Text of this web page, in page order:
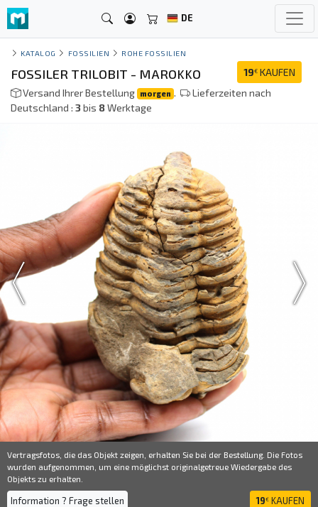
DE
KATALOG FOSSILIEN ROHE FOSSILIEN
19€ KAUFEN
FOSSILER TRILOBIT - MAROKKO
Versand Ihrer Bestellung morgen .
Lieferzeiten nach
Deutschland : 3bis 8Werktage
Vertragsfotos, die das Objekt zeigen, erhalten Sie bei der Bestellung. Die Fotos
wurden aufgenommen, um eine möglichst originalgetreue Wiedergabe des
Objekts zu erhalten.
Information ? Frage stellen 19€ KAUFEN